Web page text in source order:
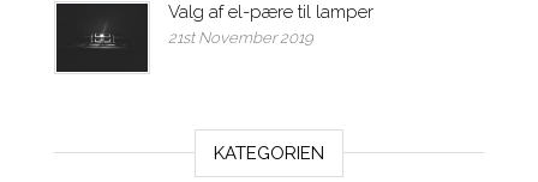
Valg af el-pære til lamper
21st November 2019
KATEGORIEN